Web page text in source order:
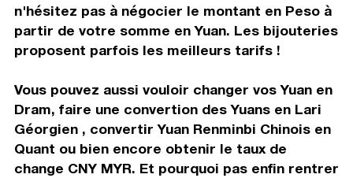
n'hésitez pas à négocier le montant en Peso à
partir de votre somme en Yuan. Les bijouteries
proposent parfois les meilleurs tarifs !
Vous pouvez aussi vouloir changer vos Yuan en
Dram, faire une convertion des Yuans en Lari
Géorgien , convertir Yuan Renminbi Chinois en
Quant ou bien encore obtenir le taux de
change CNY MYR. Et pourquoi pas enfin rentrer